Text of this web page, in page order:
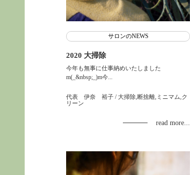
サロンのNEWS
2020 大掃除
今年も無事に仕事納めいたしました
m(_&nbsp;_)m今...
代表 伊奈 裕子 / 大掃除,断捨離,ミニマム,ク
リーン
read more...